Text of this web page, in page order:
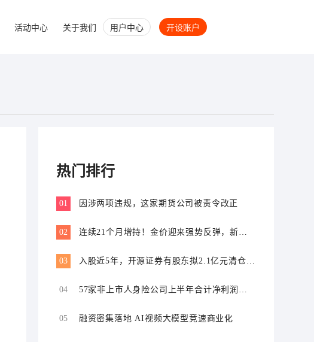
活动中心 关于我们 用户中心 开设账户
热门排行
01 因涉两项违规，这家期货公司被责令改正
02
连续21个月增持！金价迎来强势反弹，新一
03
入股近5年，开源证券有股东拟2.1亿元清仓离
04
57家非上市人身险公司上半年合计净利润同
05
融资密集落地 AI视频大模型竞速商业化